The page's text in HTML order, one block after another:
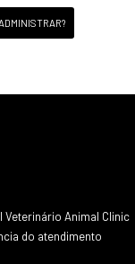
Veterinário Animal Clinic
do atendimento